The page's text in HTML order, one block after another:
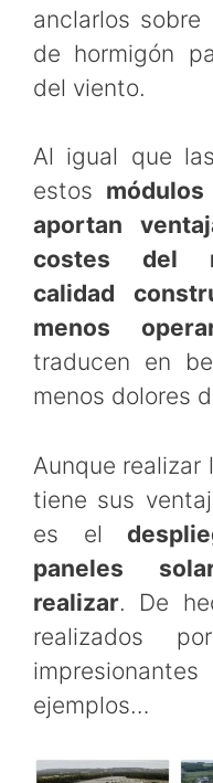
anclarlos sobre
de hormigón
del viento.
Al igual que
estos
aportan
costes del
calidad
menos
traducen en
menos dolores
Aunque realizar
tiene sus
es el
paneles
realizar. De
realizados
ejemplos…